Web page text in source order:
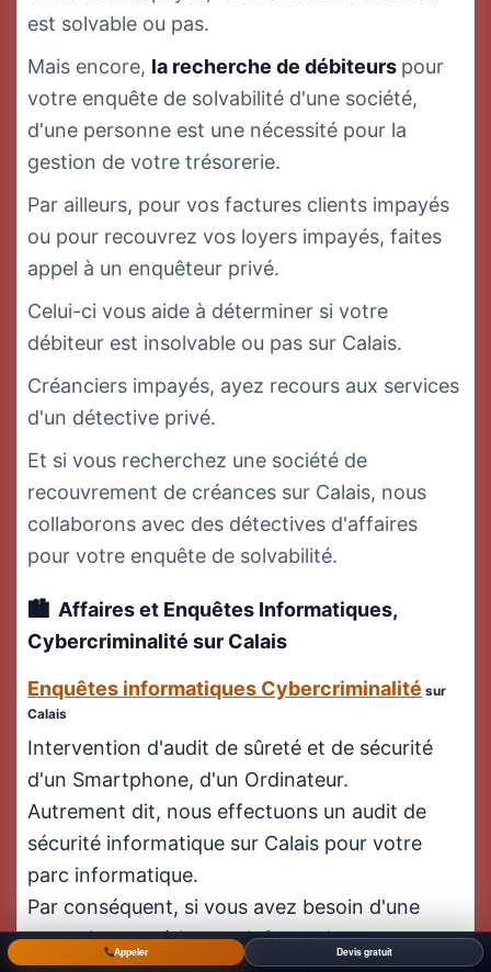
est solvable ou pas.
Mais encore, la recherche de débiteurs pour
votre enquête de solvabilité d'une société,
d'une personne est une nécessité pour la
gestion de votre trésorerie.
Par ailleurs, pour vos factures clients impayés
ou pour recouvrez vos loyers impayés, faites
appel à un enquêteur privé.
Celui-ci vous aide à déterminer si votre
débiteur est insolvable ou pas sur Calais.
Créanciers impayés, ayez recours aux services
d'un détective privé.
Et si vous recherchez une société de
recouvrement de créances sur Calais, nous
collaborons avec des détectives d'affaires
pour votre enquête de solvabilité.
Affaires et Enquêtes Informatiques,
Cybercriminalité sur Calais
Enquêtes informatiques Cybercriminalité sur
Calais
Intervention d'audit de sûreté et de sécurité
d'un Smartphone, d'un Ordinateur.
Autrement dit, nous effectuons un audit de
sécurité informatique sur Calais pour votre
parc informatique.
Par conséquent, si vous avez besoin d'une
expertise numérique et informatique,
Appeler Devis gratuit